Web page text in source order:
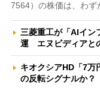
7564）の株価は、わ
三菱重工が「AIイン
運 エヌビディアと
キオクシアHD「7万
の反転シグナルか